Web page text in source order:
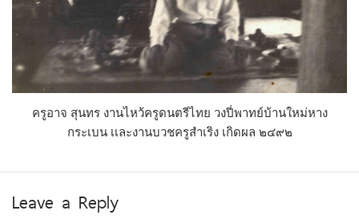
ครูอาจ สุนทร งานไหว้ครูดนตรีไทย วงปี่พาทย์บ้านใหม่หาง
กระเบน เเละงานบวชครูสำเริง เกิดผล ๒๔๙๒
Leave a Reply